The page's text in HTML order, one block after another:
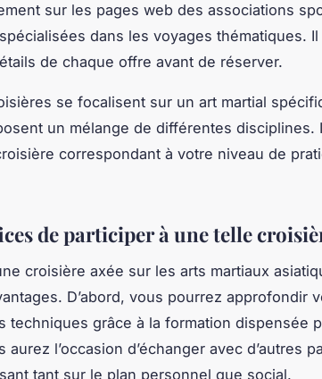
sur les pages web des associations
dans les voyages thématiques.
de chaque offre avant de réserver.
se focalisent sur un art martial
un mélange de différentes disciplines.
correspondant à votre niveau de
de participer à une telle
croisière axée sur les arts martiaux
D’abord, vous pourrez approfondir
techniques grâce à la formation dispensée
aurez l’occasion d’échanger avec d’autres
tant sur le plan personnel que social.